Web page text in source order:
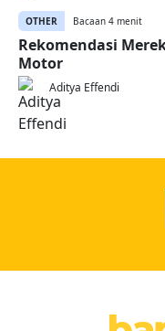
OTHER Bacaan 4 menit
Rekomendasi
Motor
Aditya Effendi